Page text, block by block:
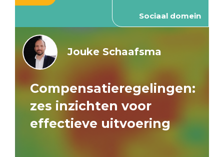
Sociaal domein
Jouke Schaafsma
Compensatieregelingen:
zes inzichten voor
effectieve uitvoering